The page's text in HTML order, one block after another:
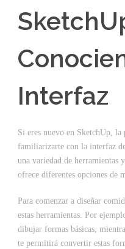
Interfaz
Si eres nuevo en SketchUp, la
familiarizarte con la interfaz
una variedad de herramientas
ofrece diferentes opciones de
Para comenzar a diseñar
estas herramientas. Por
dibujar formas básicas,
te permitirá convertir estas